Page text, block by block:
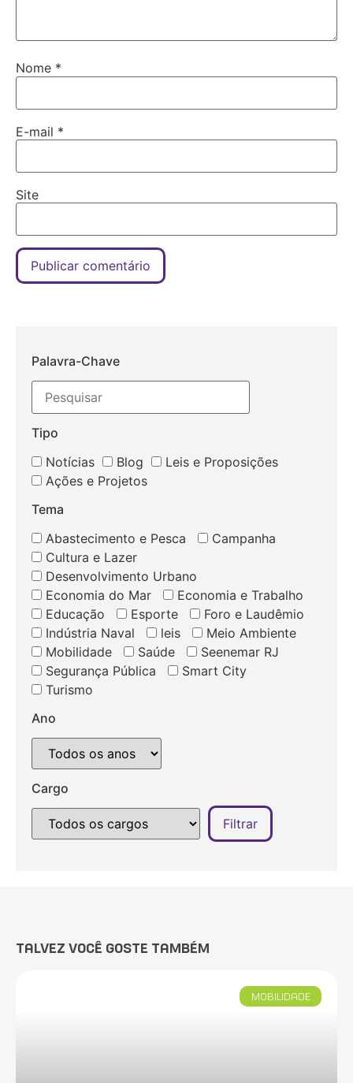
Nome *
E-mail *
Site
Palavra-Chave
Tipo
Notícias
Blog
Leis e Proposições
Ações e Projetos
Tema
Abastecimento e Pesca
Campanha
Cultura e Lazer
Desenvolvimento Urbano
Economia do Mar
Economia e Trabalho
Educação
Esporte
Foro e Laudêmio
Indústria Naval
leis
Meio Ambiente
Mobilidade
Saúde
Seenemar RJ
Segurança Pública
Smart City
Turismo
Ano
Cargo
TALVEZ VOCÊ GOSTE TAMBÉM
MOBILIDADE